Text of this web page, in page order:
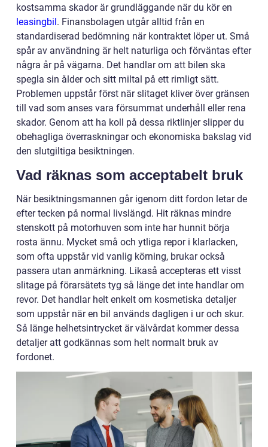
kostsamma skador är grundläggande när du kör en
leasingbil . Finansbolagen utgår alltid från en
standardiserad bedömning när kontraktet löper ut. Små
spår av användning är helt naturliga och förväntas efter
några år på vägarna. Det handlar om att bilen ska
spegla sin ålder och sitt miltal på ett rimligt sätt.
Problemen uppstår först när slitaget kliver över gränsen
till vad som anses vara försummat underhåll eller rena
skador. Genom att ha koll på dessa riktlinjer slipper du
obehagliga överraskningar och ekonomiska bakslag vid
den slutgiltiga besiktningen.
Vad räknas som acceptabelt bruk
När besiktningsmannen går igenom ditt fordon letar de
efter tecken på normal livslängd. Hit räknas mindre
stenskott på motorhuven som inte har hunnit börja
rosta ännu. Mycket små och ytliga repor i klarlacken,
som ofta uppstår vid vanlig körning, brukar också
passera utan anmärkning. Likaså accepteras ett visst
slitage på förarsätets tyg så länge det inte handlar om
revor. Det handlar helt enkelt om kosmetiska detaljer
som uppstår när en bil används dagligen i ur och skur.
Så länge helhetsintrycket är välvårdat kommer dessa
detaljer att godkännas som helt normalt bruk av
fordonet.